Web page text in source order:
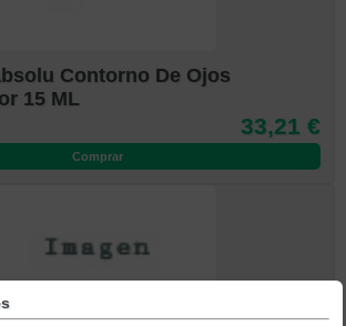
Contorno De Ojos
15 ML
33,21 €
Comprar